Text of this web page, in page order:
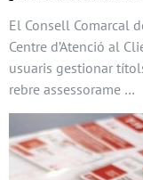
El Consell Comarcal
Centre d’Atenció al
usuaris gestionar
rebre assessorame …